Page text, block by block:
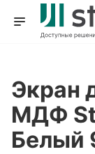
Экран
МДФ
Белый